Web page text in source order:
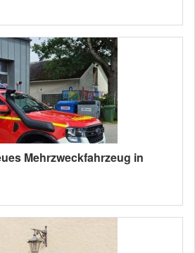
Mehrzweckfahrzeug in